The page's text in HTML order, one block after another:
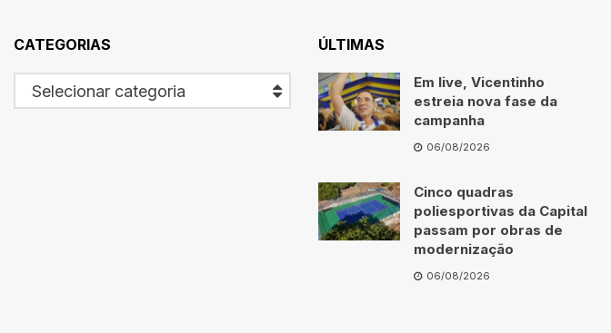
CATEGORIAS
Selecionar categoria
ÚLTIMAS
Em live, Vicentinho
estreia nova fase da
campanha
06/08/2026
Cinco quadras
poliesportivas da Capital
passam por obras de
modernização
06/08/2026